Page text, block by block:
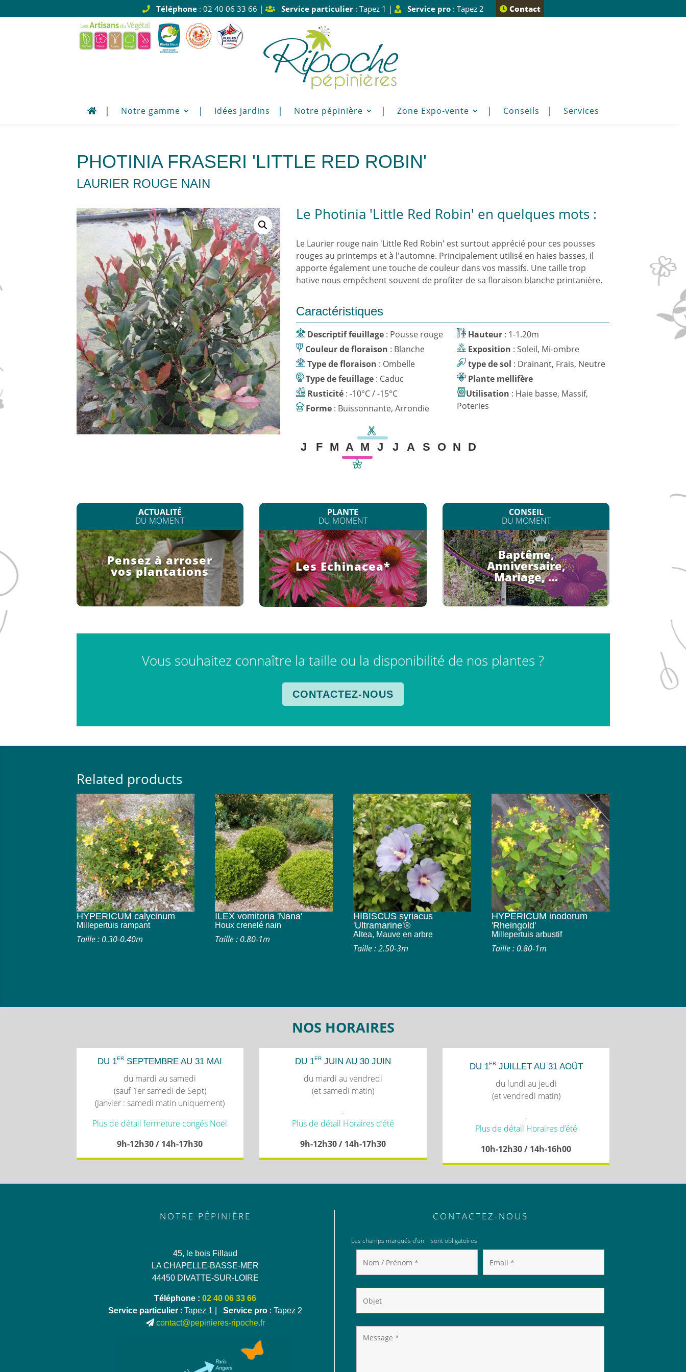
Téléphone: 02 40 06 33 66 | Service particulier: Tapez 1 | Service pro: Tapez 2 Contact
Notre gamme Idées jardins Notre pépinière Zone Expo-vente Conseils Services
PHOTINIA FRASERI 'LITTLE RED ROBIN'
LAURIER ROUGE NAIN
Le Photinia 'Little Red Robin' en quelques mots :
Le Laurier rouge nain 'Little Red Robin' est surtout apprécié pour ces pousses
rouges au printemps et à l'automne. Principalement utilisé en haies basses, il
apporte également une touche de couleur dans vos massifs. Une taille trop
hative nous empêchent souvent de profiter de sa floraison blanche printanière.
Caractéristiques
Descriptif feuillage : Pousse rouge
Couleur de floraison
: Blanche
Type de floraison
: Ombelle
Type de feuillage : Caduc
Rusticité : -10°C / -15°C
Forme : Buissonnante, Arrondie
Hauteur : 1-1.20m
Exposition
: Soleil, Mi-ombre
type de sol
: Drainant, Frais, Neutre
Plante mellifère
Utilisation : Haie basse, Massif,
Poteries
J F M A M J J A S O N D
ACTUALITÉ
DU MOMENT
Pensez à arroser
vos plantations
PLANTE
DU MOMENT
Les Echinacea*
CONSEIL
DU MOMENT
Baptême,
Anniversaire,
Mariage, …
Vous souhaitez connaître la taille ou la disponibilité de nos plantes ?
CONTACTEZ-NOUS
Related products
HYPERICUM calycinum
Millepertuis rampant
Taille : 0.30-0.40m
ILEX vomitoria 'Nana'
Houx crenelé nain
Taille : 0.80-1m
HIBISCUS syriacus
'Ultramarine'®
Altea, Mauve en arbre
Taille : 2.50-3m
HYPERICUM inodorum
'Rheingold'
Millepertuis arbustif
Taille : 0.80-1m
NOS HORAIRES
DU 1ER SEPTEMBRE AU 31 MAI
du mardi au samedi
(sauf 1er samedi de Sept)
(Janvier : samedi matin uniquement)
Plus de détail fermeture congés Noël
9h-12h30 / 14h-17h30
DU 1ERJUIN AU 30 JUIN
du mardi au vendredi
(et samedi matin)
.
Plus de détail Horaires d’été
9h-12h30 / 14h-17h30
DU 1ERJUILLET AU 31 AOÛT
du lundi au jeudi
(et vendredi matin)
.
Plus de détail Horaires d’été
10h-12h30 / 14h-16h00
NOTRE PÉPINIÈRE
45, le bois Fillaud
LA CHAPELLE-BASSE-MER
44450 DIVATTE-SUR-LOIRE
Téléphone :02 40 06 33 66
Service particulier : Tapez 1 | Service pro : Tapez 2
contact@pepinieres-ripoche.fr
CONTACTEZ-NOUS
Les champs marqués d’un * sont obligatoires